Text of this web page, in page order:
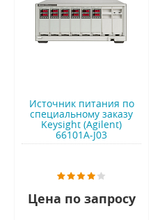
Источник питания по
специальному заказу
Keysight (Agilent)
66101A-J03
Цена по запросу